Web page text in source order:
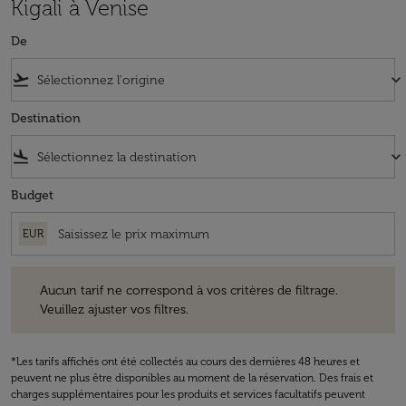
Kigali à Venise
De
flight_takeoff keyboard_arrow_down
Destination
flight_land keyboard_arrow_down
Budget
EUR
Aucun tarif ne correspond à vos critères de filtrage.
Veuillez ajuster vos filtres.
*Les tarifs affichés ont été collectés au cours des dernières 48 heures et
peuvent ne plus être disponibles au moment de la réservation. Des frais et
charges supplémentaires pour les produits et services facultatifs peuvent